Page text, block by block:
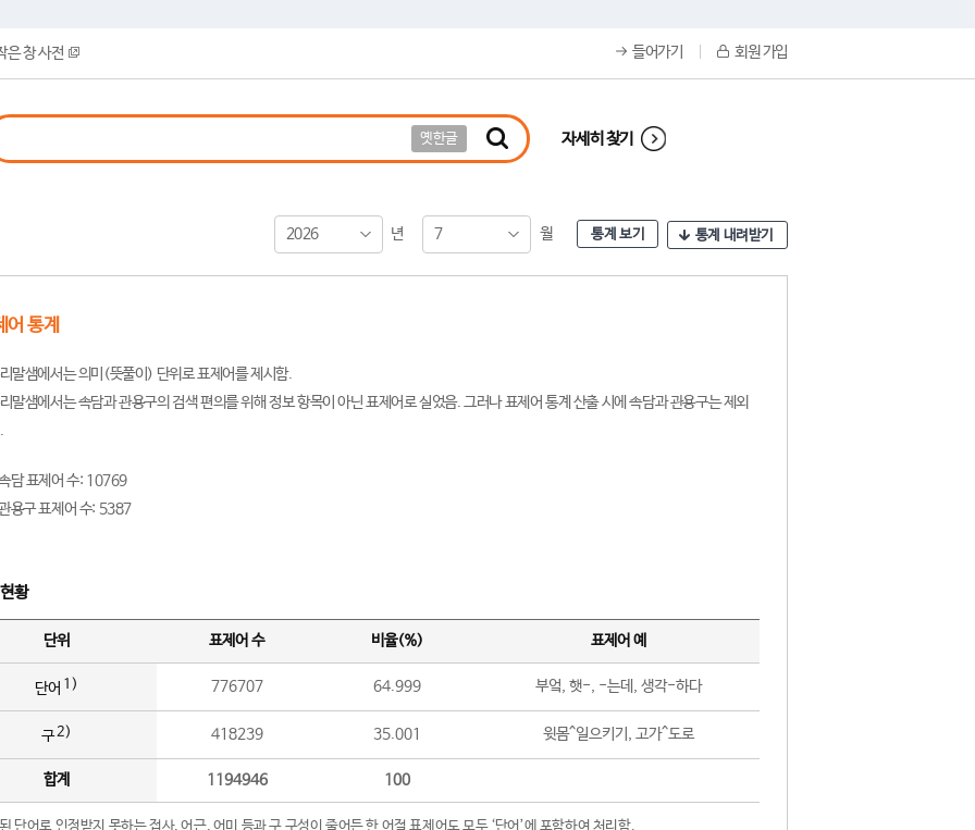
은 창 사전 들어가기 회원 가입
옛한글 자세히 찾기
2026 년 7 월 통계 보기 통계 내려받기
어 통계
말샘에서는 의미(뜻풀이) 단위로 표제어를 제시함.
말샘에서는 속담과 관용구의 검색 편의를 위해 정보 항목이 아닌 표제어로 실었음. 그러나 표제어 통계 산출 시에 속담과 관용구는 제외
담 표제어 수: 10769
용구 표제어 수: 5387
황
단위 표제어 수 비율(%) 표제어 예
단어 1) 776707 64.999 부엌, 햇-, -는데, 생각-하다
구2) 418239 35.001 윗몸^일으키기, 고가^도로
합계 1194946 100
단어로 인정받지 못하는 접사, 어근, 어미 등과 구 구성이 줄어든 한 어절 표제어도 모두 ‘단어’에 포함하여 처리함.